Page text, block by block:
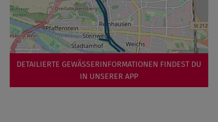
DETAILIERTE GEWÄSSERINFORMATIONEN FINDEST DU
IN UNSERER APP